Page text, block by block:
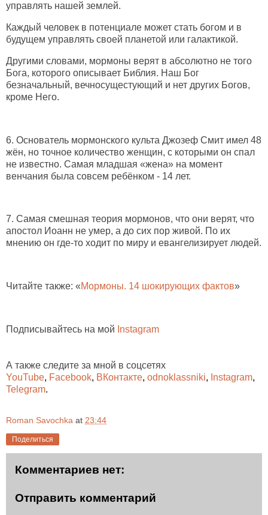
управлять нашей землей.
Каждый человек в потенциале может стать богом и в
будущем управлять своей планетой или галактикой.
Другими словами, мормоны верят в абсолютно не того
Бога, которого описывает Библия. Наш Бог
безначальный, вечносущестующий и нет других Богов,
кроме Него.
6. Основатель мормонского культа Джозеф Смит имел 48
жён, но точное количество женщин, с которыми он спал
не известно. Самая младшая «жена» на момент
венчания была совсем ребёнком - 14 лет.
7. Самая смешная теория мормонов, что они верят, что
апостол Иоанн не умер, а до сих пор живой. По их
мнению он где-то ходит по миру и евангелизирует людей.
Читайте также: «Мормоны. 14 шокирующих фактов»
Подписывайтесь на мой Instagram
А также следите за мной в соцсетях
YouTube, Facebook, ВКонтакте, odnoklassniki, Instagram,
Telegram.
Roman Savochka at 23:44
Поделиться
Комментариев нет:
Отправить комментарий